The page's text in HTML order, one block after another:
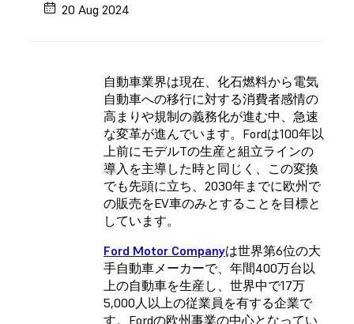
20 Aug 2024
自動車業界は現在、化石燃料から電気
自動車への移行に対する消費者感情の
高まりや規制の義務化が進む中、急速
な変革が進んでいます。Fordは100年以
上前にモデルTの生産と組立ラインの
導入を主導した時と同じく、この変換
でも先頭に立ち、2030年までに欧州で
の販売をEV車のみとすることを目標と
しています。
Ford Motor Companyは世界第6位の大
手自動車メーカーで、年間400万台以
上の自動車を生産し、世界中で17万
5,000人以上の従業員を有する企業で
す。Fordの欧州事業の中心となってい